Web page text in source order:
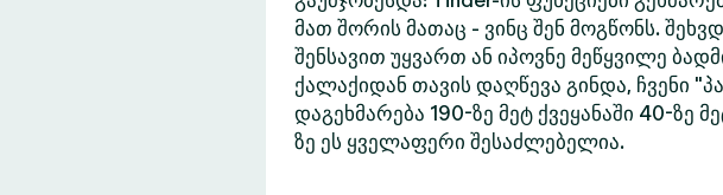
მათ შორის მათაც - ვინც შენ მოგწონს.
შენსავით უყვართ ან იპოვნე მეწყვილე
ქალაქიდან თავის დაღწევა გინდა, ჩვენი
დაგეხმარება 190-ზე მეტ ქვეყანაში 40-ზე
ზე ეს ყველაფერი შესაძლებელია.